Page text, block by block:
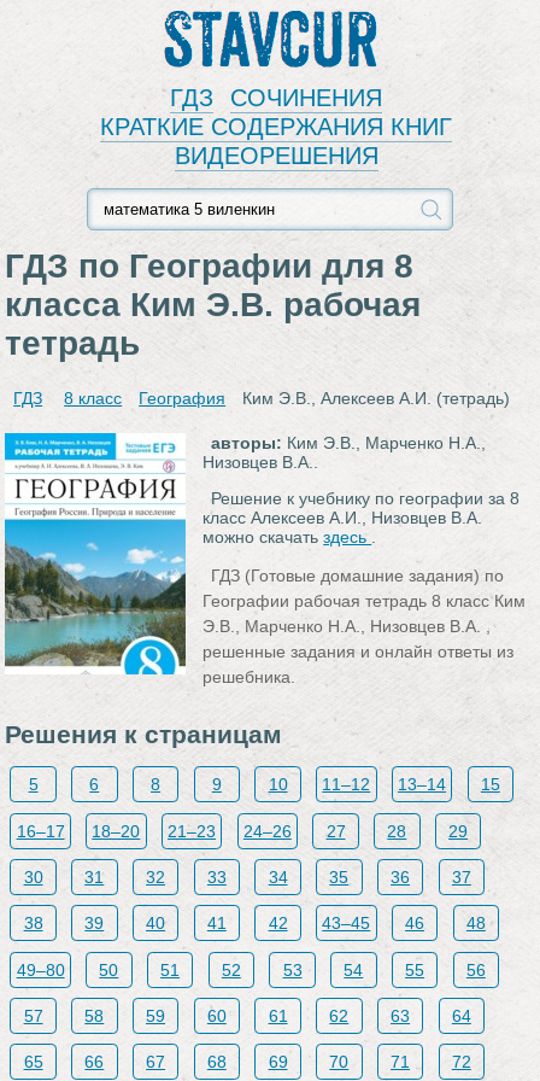
Stavcur
ГДЗ
СОЧИНЕНИЯ
КРАТКИЕ СОДЕРЖАНИЯ КНИГ
ВИДЕОРЕШЕНИЯ
ГДЗ по Географии для 8
класса Ким Э.В. рабочая
тетрадь
ГДЗ 8 класс География Ким Э.В., Алексеев А.И. (тетрадь)
авторы: Ким Э.В., Марченко Н.А.,
Низовцев В.А..
Решение к учебнику по географии за 8
класс Алексеев А.И., Низовцев В.А.
можно скачатьздесь
ГДЗ (Готовые домашние задания) по
Географии рабочая тетрадь 8 класс Ким
Э.В., Марченко Н.А., Низовцев В.А. ,
решенные задания и онлайн ответы из
решебника.
Решения к страницам
5 6 8 9 10 11–12 13–14 15
16–17 18–20 21–23 24–26 27 28 29
30 31 32 33 34 35 36 37
38 39 40 41 42 43–45 46 48
49–80 50 51 52 53 54 55 56
57 58 59 60 61 62 63 64
65 66 67 68 69 70 71 72